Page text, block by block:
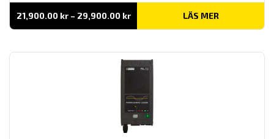
21,900.00 kr – 29,900.00 krPrisintervall:
till
LÄS MER